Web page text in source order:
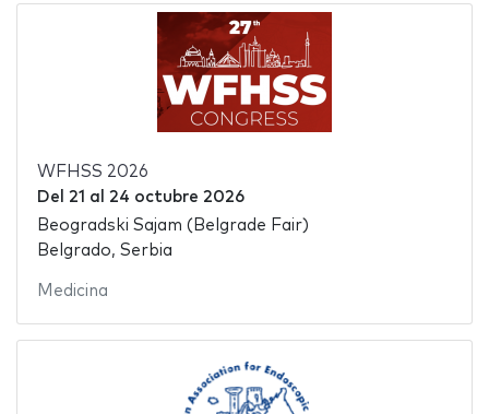
WFHSS 2026
Del 21 al 24 octubre 2026
Beogradski Sajam (Belgrade Fair)
Belgrado, Serbia
Medicina